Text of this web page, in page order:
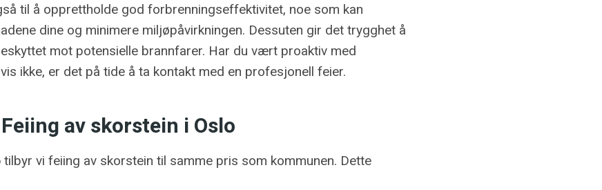
til å opprettholde god forbrenningseffektivitet, noe som kan
dine og minimere miljøpåvirkningen. Dessuten gir det trygghet å
mot potensielle brannfarer. Har du vært proaktiv med
ikke, er det på tide å ta kontakt med en profesjonell feier.
av skorstein i Oslo
tilbyr vi feiing av skorstein til samme pris som kommunen. Dette